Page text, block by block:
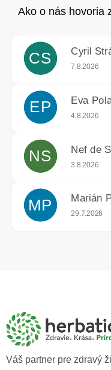
CS Cyril
7.8.2026
EP Eva
4.8.2026
NS Nef de
3.8.2026
MP Marián
29.7.2026
Váš partner pre zdravý